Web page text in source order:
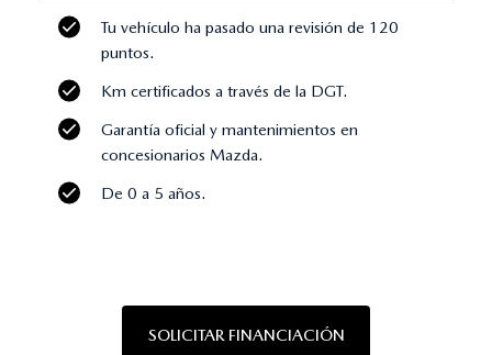
Tu vehículo ha pasado una revisión de 120
puntos.
Km certificados a través de la DGT.
Garantía oficial y mantenimientos en
concesionarios Mazda.
De 0 a 5 años.
SOLICITAR FINANCIACIÓN